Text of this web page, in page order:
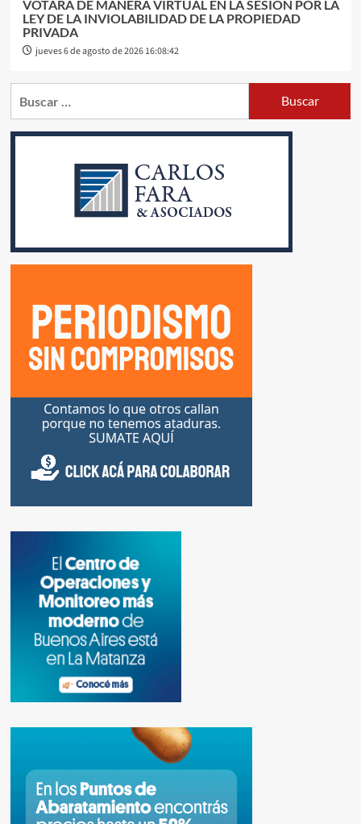
VOTARÁ DE MANERA VIRTUAL EN LA SESIÓN POR LA
LEY DE LA INVIOLABILIDAD DE LA PROPIEDAD
PRIVADA
jueves 6 de agosto de 2026 16:08:42